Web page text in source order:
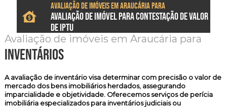
Avaliação de imóveis em Araucária para
AVALIAÇÃO DE IMÓVEL PARA CONTESTAÇÃO DE VALOR
DE IPTU
Avaliação de imóveis em Araucária para
inventários
A avaliação de inventáriovisa determinar com precisão o valor de
mercado dos bens imobiliários herdados, assegurando
imparcialidade e objetividade. Oferecemos serviços de perícia
imobiliária especializados para inventários judiciais ou